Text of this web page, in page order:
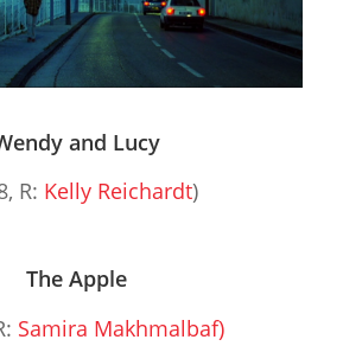
and Lucy
R: Kelly Reichardt)
The Apple
Samira Makhmalbaf)